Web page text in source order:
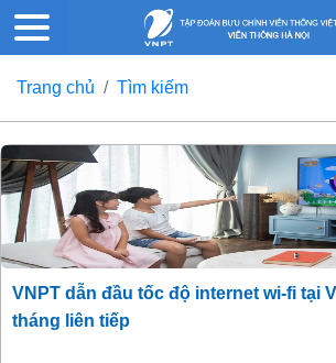
Trang chủ Tìm kiếm
VNPT dẫn đầu tốc độ internet wi-fi tại
tháng liên tiếp